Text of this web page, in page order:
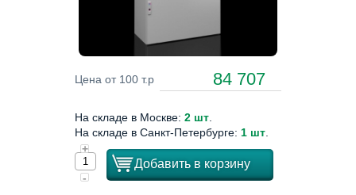
Цена от 100 т.р 84 707
На складе в Москве: 2 шт
На складе в Санкт-Петербурге: 1 шт
+
-
Добавить в корзину